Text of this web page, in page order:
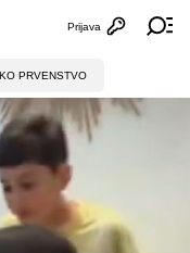
Otvori
Prijava
PRVENSTVO